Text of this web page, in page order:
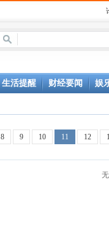
生活提醒 财经要闻 娱
8 9 10 11 12